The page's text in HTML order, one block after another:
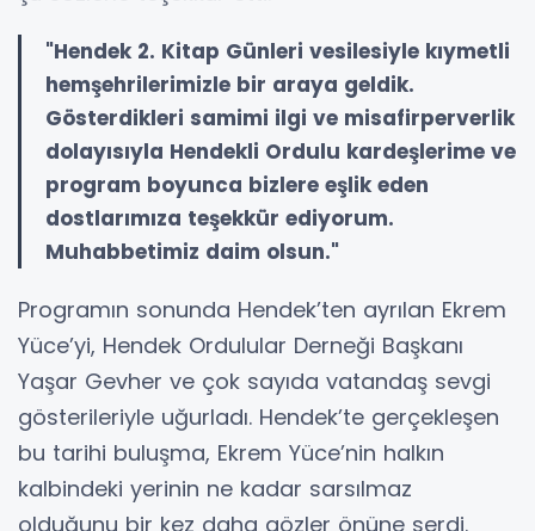
"Hendek 2. Kitap Günleri vesilesiyle kıymetli
hemşehrilerimizle bir araya geldik.
Gösterdikleri samimi ilgi ve misafirperverlik
dolayısıyla Hendekli Ordulu kardeşlerime ve
program boyunca bizlere eşlik eden
dostlarımıza teşekkür ediyorum.
Muhabbetimiz daim olsun."
Programın sonunda Hendek’ten ayrılan Ekrem
Yüce’yi, Hendek Ordulular Derneği Başkanı
Yaşar Gevher ve çok sayıda vatandaş sevgi
gösterileriyle uğurladı. Hendek’te gerçekleşen
bu tarihi buluşma, Ekrem Yüce’nin halkın
kalbindeki yerinin ne kadar sarsılmaz
olduğunu bir kez daha gözler önüne serdi.